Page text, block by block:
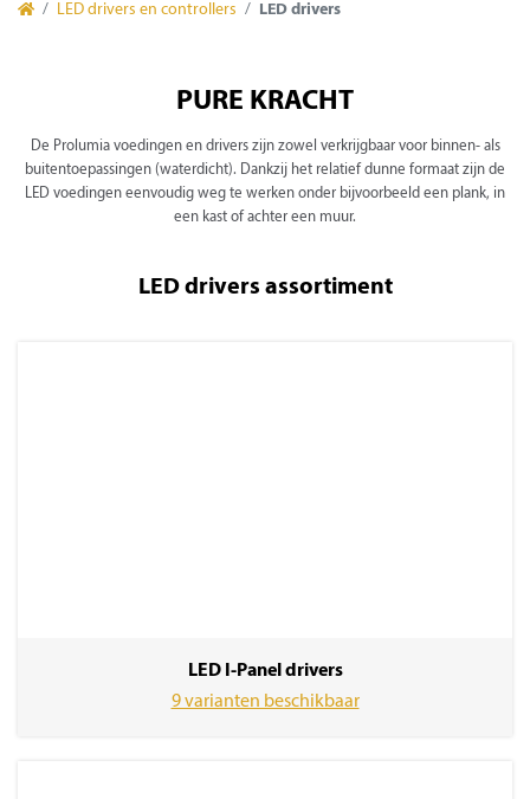
LED drivers en controllers LED drivers
PURE KRACHT
De Prolumia voedingen en drivers zijn zowel verkrijgbaar voor binnen- als
buitentoepassingen (waterdicht). Dankzij het relatief dunne formaat zijn de
LED voedingen eenvoudig weg te werken onder bijvoorbeeld een plank, in
een kast of achter een muur.
LED drivers assortiment
LED I-Panel drivers
9 varianten beschikbaar